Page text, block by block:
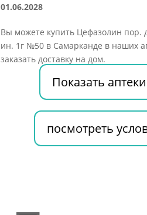
01.06.2028
Вы можете купить Цефазолин пор.
ин. 1г №50 в Самарканде в наших
заказать доставку на дом.
Показать аптеки
посмотреть